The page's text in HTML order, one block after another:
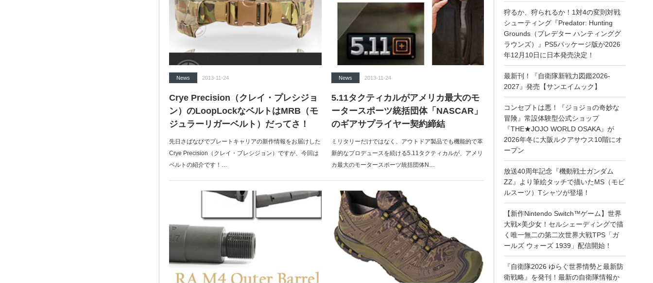
News 2013-11-24
Crye Precision（クレイ・プレシジョ
ン）のLoopLockなベルトはMRB（モ
ジュラーリガーベルト）だってさ！
先日さばなびでプレートキャリアの新作情報をお届けした
Crye Precision（クレイ・プレシジョン）ですが、今回は
ベルトの紹介です！…
News 2013-11-24
5.11タクティカルがアメリカ最大のモ
ータースポーツ統括団体「NASCAR」
のギアサプライヤー契約締結
ミリタリーだけではなく、アウトドア製品でも機能的で革
新的なプロデュースを続ける5.11タクティカルが、アメリ
カ最大のモータースポーツ統括団体N…
狩るか、狩られるか！1対4の変則対戦
シューティング『Predator: Hunting
Grounds（プレデター ハンティンググ
ラウンズ）』PS5パッケージ版が2026
年12月10日に日本発売決定！
最新刊！『自衛隊新戦力図鑑2026-
2027』発売【サンエイムック】
コンセプトは悪！『ジョジョの奇妙な
冒険』常設体験型公式ショップ
『THE★JOJO WORLD OSAKA』が
2026年冬に大阪ルクアサウス10階にオ
ープン
放送40周年記念『機動戦士ガンダム
ZZ』より筆絵タッチで描いたMS（モビ
ルスーツ）Tシャツが登場！
【新作Nintendo Switch™ゲーム】世界
大戦×美少女！セルシェーディングで描
く唯一無二の第二次世界大戦TPS「ガ
ールズ ウォーズ 1939」配信開始！
『自衛隊2026 ゆらぐ世界情勢と最新防
衛戦略』を発刊！最新の自衛隊情報か